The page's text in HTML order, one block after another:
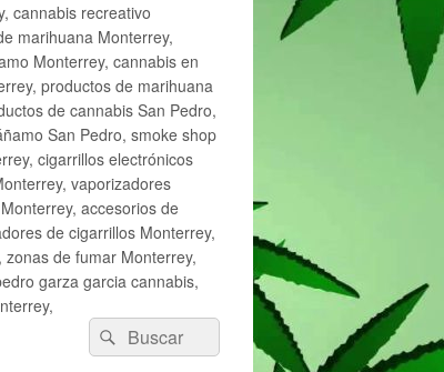
cannabis recreativo
marihuana Monterrey,
Monterrey, cannabis en
productos de marihuana
de cannabis San Pedro,
San Pedro, smoke shop
cigarrillos electrónicos
vaporizadores
accesorios de
de cigarrillos Monterrey,
de fumar Monterrey,
garza garcia cannabis,
Buscar
por:
Buscar